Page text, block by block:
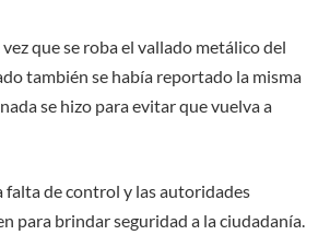
que se roba el vallado metálico del
también se había reportado la misma
se hizo para evitar que vuelva a
falta de control y las autoridades
para brindar seguridad a la ciudadanía.